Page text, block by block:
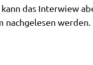
das Inter­wiew
nach­ge­le­sen werden.